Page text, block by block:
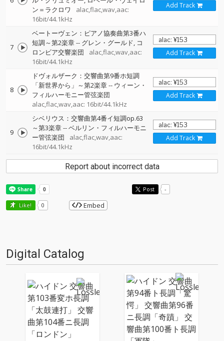
ン＝ラクロワ
alac,flac,wav,aac:
16bit/44.1kHz
Add Track
7
ベートーヴェン：ピアノ協奏曲第3番ハ
短調～第2楽章-- グレン・グールド コ
ロンビア交響楽団
alac,flac,wav,aac:
16bit/44.1kHz
Add Track
8
ドヴォルザーク：交響曲第9番ホ短調
「新世界から」～第2楽章-- ウィーン・
フィルハーモニー管弦楽団
alac,flac,wav,aac: 16bit/44.1kHz
Add Track
9
シベリウス：交響曲第4番イ短調op.63
～第3楽章--ベルリン・フィルハーモニ
ー管弦楽団
alac,flac,wav,aac:
16bit/44.1kHz
Add Track
Report about incorrect data
Post -
Like! 0 Embed
Digital Catalog